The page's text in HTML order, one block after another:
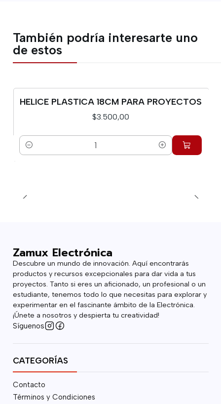
También podría interesarte uno
de estos
HELICE PLASTICA 18CM PARA PROYECTOS
$3.500,00
Cantidad
Zamux Electrónica
Descubre un mundo de innovación. Aquí encontrarás
productos y recursos excepcionales para dar vida a tus
proyectos. Tanto si eres un aficionado, un profesional o un
estudiante, tenemos todo lo que necesitas para explorar y
experimentar en el fascinante ámbito de la Electrónica.
¡Únete a nosotros y despierta tu creatividad!
Síguenos
CATEGORÍAS
Contacto
Términos y Condiciones